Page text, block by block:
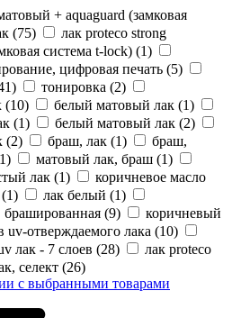
+ aquaguard (замковая
(75)
лак proteco strong
система t-lock) (1)
цифровая печать (5)
) тонировка (2)
(10) белый матовый лак (1)
(1) белый матовый лак (2)
(2) браш, лак (1)
браш,
1) матовый лак, браш (1)
лак (1)
коричневое масло
1) лак белый (1)
брашированная (9)
коричневый
uv-отверждаемого лака (10)
лак - 7 слоев (28)
лак proteco
селект (26)
с выбранными товарами